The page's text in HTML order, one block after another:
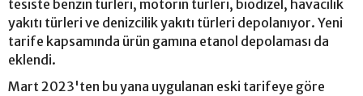
tesiste benzin türleri, motorin türleri, biodizel, havacılık
yakıtı türleri ve denizcilik yakıtı türleri depolanıyor. Yeni
tarife kapsamında ürün gamına etanol depolaması da
eklendi.
Mart 2023'ten bu yana uygulanan eski tarifeye göre